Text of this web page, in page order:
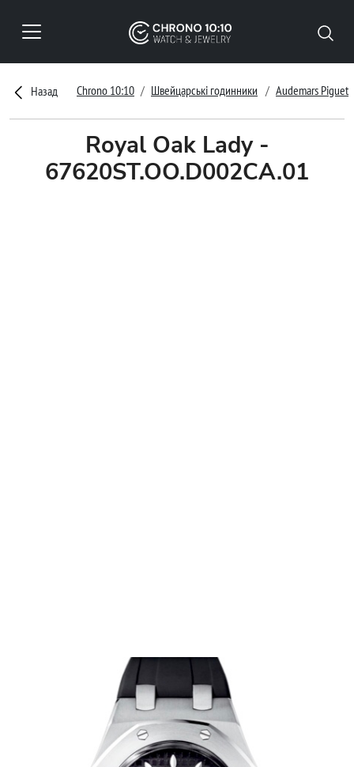
Назад Chrono 10:10 Швейцарські годинники Audemars Piguet
Royal Oak Lady -
67620ST.OO.D002CA.01